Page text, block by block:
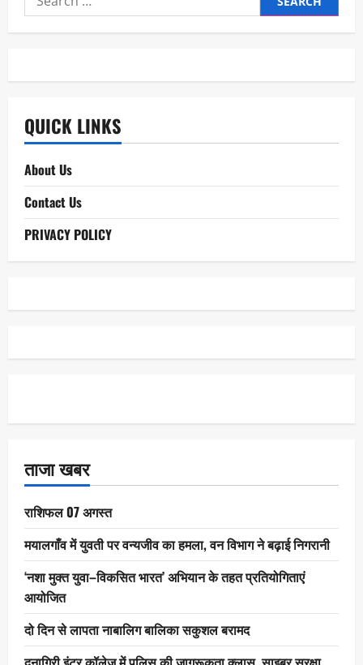
for:
QUICK LINKS
About Us
Contact Us
PRIVACY POLICY
ताजा खबर
राशिफल 07 अगस्त
मयालगाँव में युवती पर वन्यजीव का हमला, वन विभाग ने बढ़ाई निगरानी
‘नशा मुक्त युवा–विकसित भारत’ अभियान के तहत प्रतियोगिताएं
आयोजित
दो दिन से लापता नाबालिग बालिका सकुशल बरामद